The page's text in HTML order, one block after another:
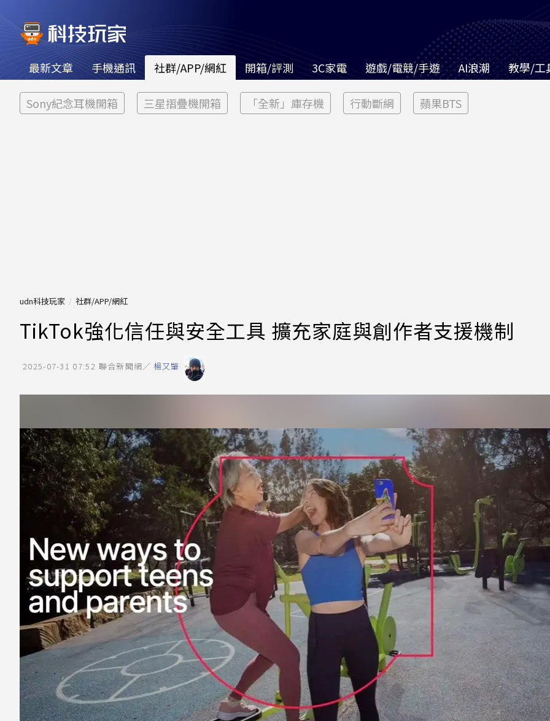
最新文章 手機通訊 社群/APP/網紅 開箱/評測 3C家電 遊戲/電競/手遊 AI浪潮 教學/工
Sony紀念耳機開箱 三星摺疊機開箱 「全新」庫存機 行動斷網 蘋果BTS
udn科技玩家 社群/APP/網紅
TikTok強化信任與安全工具 擴充家庭與創作者支援機制
2025-07-31 07:52 聯合新聞網／ 楊又肇